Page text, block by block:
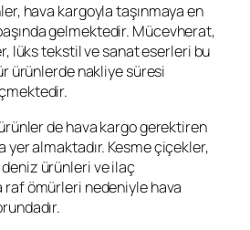
hava kargoyla taşınmaya en
gelmektedir. Mücevherat,
lüks tekstil ve sanat eserleri bu
ürünlerde nakliye süresi
de hava kargo gerektiren
yer almaktadır. Kesme çiçekler,
ürünleri ve ilaç
raf ömürleri nedeniyle hava